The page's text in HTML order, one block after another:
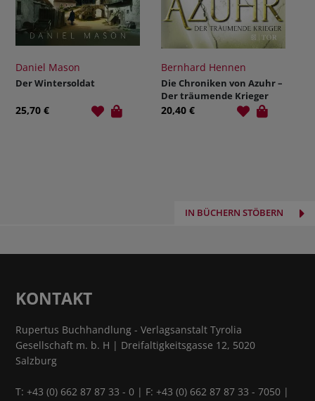
Daniel Mason
Der Wintersoldat
25,70 €
Bernhard Hennen
Die Chroniken von Azuhr –
Der träumende Krieger
20,40 €
IN BÜCHERN STÖBERN
KONTAKT
Rupertus Buchhandlung - Verlagsanstalt Tyrolia
Gesellschaft m. b. H | Dreifaltigkeitsgasse 12, 5020
Salzburg
T:+43 (0) 662 87 87 33 - 0 | F: +43 (0) 662 87 87 33 - 7050 |